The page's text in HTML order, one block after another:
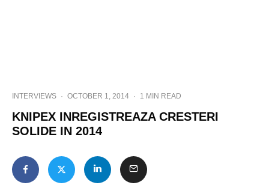
INTERVIEWS · OCTOBER 1, 2014 · 1 MIN READ
KNIPEX INREGISTREAZA CRESTERI
SOLIDE IN 2014